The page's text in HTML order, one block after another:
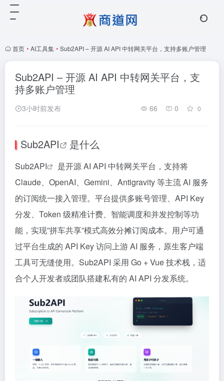
首页 • AI工具集 • Sub2API – 开源 AI API 中转网关平台，支持多账户管理
Sub2API – 开源 AI API 中转网关平台，支
持多账户管理
3小时前发布 66 0 0
Sub2API 是什么
Sub2API
是开源 AI API 中转网关平台，支持将
Claude、OpenAI、Gemini、Antigravity 等主流 AI 服务
的订阅统一接入管理。平台提供多账号管理、API Key
分发、Token 级精准计费、智能调度和并发控制等功
能，实现”拼车共享”模式高效分摊订阅成本。用户可通
过平台生成的 API Key 访问上游 AI 服务，原生客户端
工具可无缝使用。Sub2API 采用 Go + Vue 技术栈，适
合个人开发者或团队搭建私有的 AI API 分发系统。